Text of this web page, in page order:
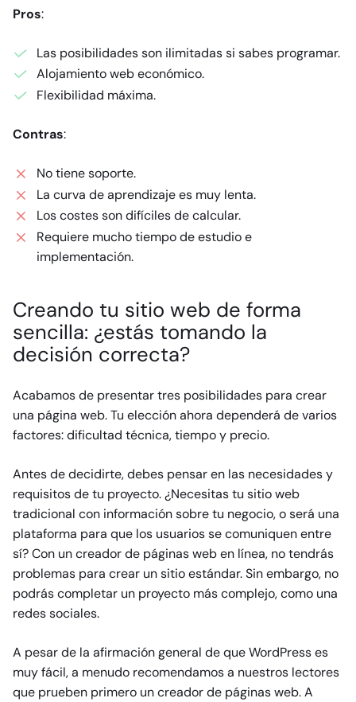
Pros:
Las posibilidades son ilimitadas si sabes programar.
Alojamiento web económico.
Flexibilidad máxima.
Contras:
No tiene soporte.
La curva de aprendizaje es muy lenta.
Los costes son difíciles de calcular.
Requiere mucho tiempo de estudio e
implementación.
Creando tu sitio web de forma
sencilla: ¿estás tomando la
decisión correcta?
Acabamos de presentar tres posibilidades para crear
una página web. Tu elección ahora dependerá de varios
factores: dificultad técnica, tiempo y precio.
Antes de decidirte, debes pensar en las necesidades y
requisitos de tu proyecto. ¿Necesitas tu sitio web
tradicional con información sobre tu negocio, o será una
plataforma para que los usuarios se comuniquen entre
sí? Con un creador de páginas web en línea, no tendrás
problemas para crear un sitio estándar. Sin embargo, no
podrás completar un proyecto más complejo, como una
redes sociales.
A pesar de la afirmación general de que WordPress es
muy fácil, a menudo recomendamos a nuestros lectores
que prueben primero un creador de páginas web. A